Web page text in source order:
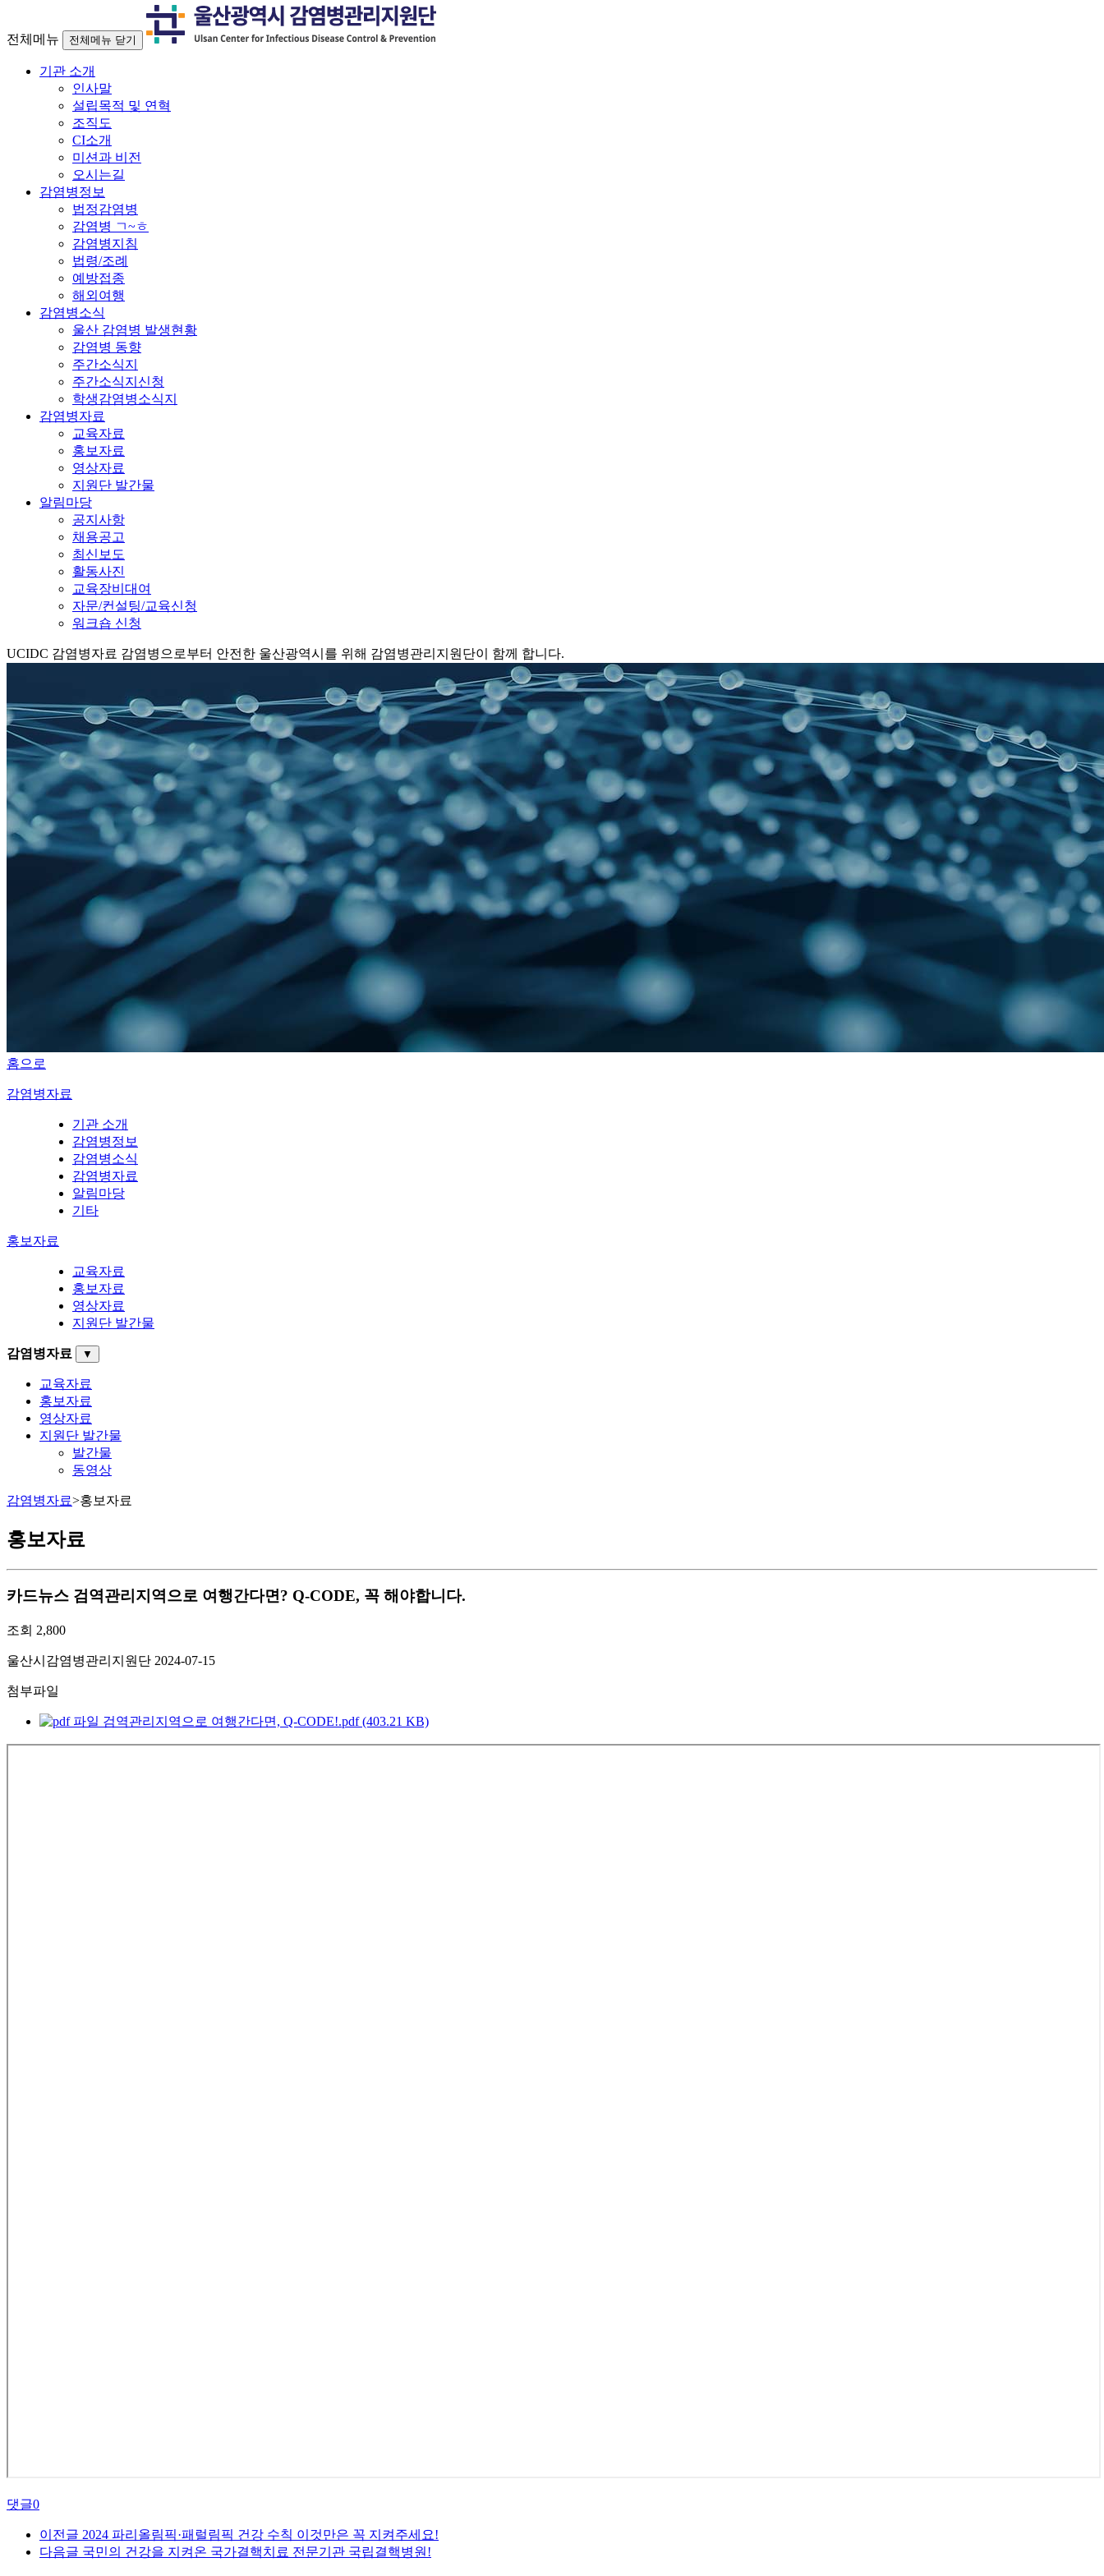
전체메뉴 전체메뉴 닫기
기관 소개
인사말
설립목적 및 연혁
조직도
CI소개
미션과 비전
오시는길
감염병정보
법정감염병
감염병 ㄱ~ㅎ
감염병지침
법령/조례
예방접종
해외여행
감염병소식
울산 감염병 발생현황
감염병 동향
주간소식지
주간소식지신청
학생감염병소식지
감염병자료
교육자료
홍보자료
영상자료
지원단 발간물
알림마당
공지사항
채용공고
최신보도
활동사진
교육장비대여
자문/컨설팅/교육신청
워크숍 신청
UCIDC 감염병자료 감염병으로부터 안전한 울산광역시를 위해 감염병관리지원단이 함께 합니다.
홈으로
감염병자료
기관 소개
감염병정보
감염병소식
감염병자료
알림마당
기타
홍보자료
교육자료
홍보자료
영상자료
지원단 발간물
감염병자료 ▼
교육자료
홍보자료
영상자료
지원단 발간물
발간물
동영상
감염병자료>홍보자료
홍보자료
카드뉴스 검역관리지역으로 여행간다면? Q-CODE, 꼭 해야합니다.
조회 2,800
울산시감염병관리지원단 2024-07-15
첨부파일
검역관리지역으로 여행간다면, Q-CODE!.pdf (403.21 KB)
댓글0
이전글 2024 파리올림픽·패럴림픽 건강 수칙 이것만은 꼭 지켜주세요!
다음글 국민의 건강을 지켜온 국가결핵치료 전문기관 국립결핵병원!